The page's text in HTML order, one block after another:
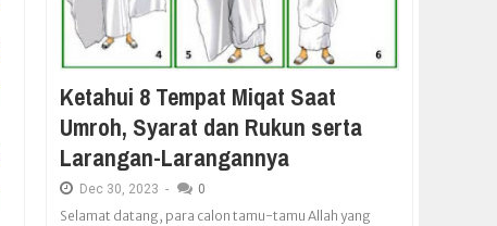
Ketahui 8 Tempat Miqat Saat
Umroh, Syarat dan Rukun serta
Larangan-Larangannya
Dec 30, 2023 - 0
Selamat datang, para calon tamu-tamu Allah yang